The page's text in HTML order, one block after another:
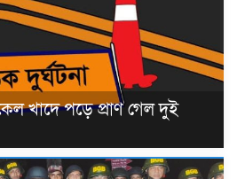
খাদে পড়ে প্রাণ গেল দুই